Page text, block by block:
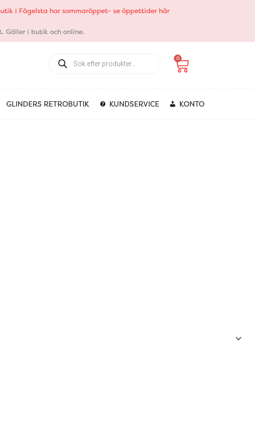
i Fågelsta har sommaröppet- se öppettider här
Gäller i butik och online.
search
0
Varukorg
GLINDERS RETROBUTIK KUNDSERVICE KONTO